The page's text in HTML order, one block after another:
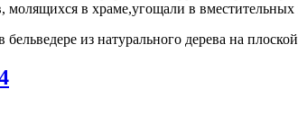
, молящихся в храме,угощали в вместительных
бельведере из натурального дерева на